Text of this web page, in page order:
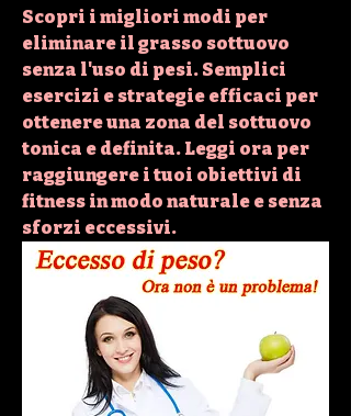
Scopri i migliori modi per
eliminare il grasso sottuovo
senza l'uso di pesi. Semplici
esercizi e strategie efficaci per
ottenere una zona del sottuovo
tonica e definita. Leggi ora per
raggiungere i tuoi obiettivi di
fitness in modo naturale e senza
sforzi eccessivi.